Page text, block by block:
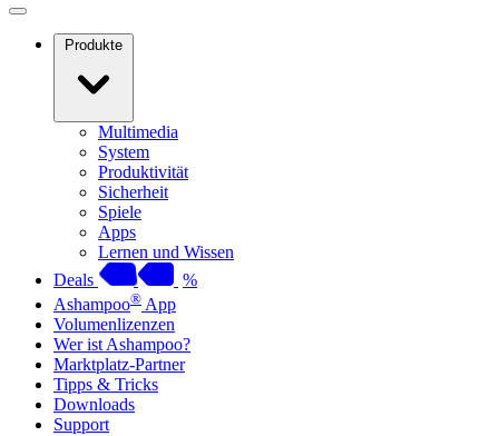
Produkte
Multimedia
System
Produktivität
Sicherheit
Spiele
Apps
Lernen und Wissen
Deals
%
Ashampoo® App
Volumenlizenzen
Wer ist Ashampoo?
Marktplatz-Partner
Tipps & Tricks
Downloads
Support